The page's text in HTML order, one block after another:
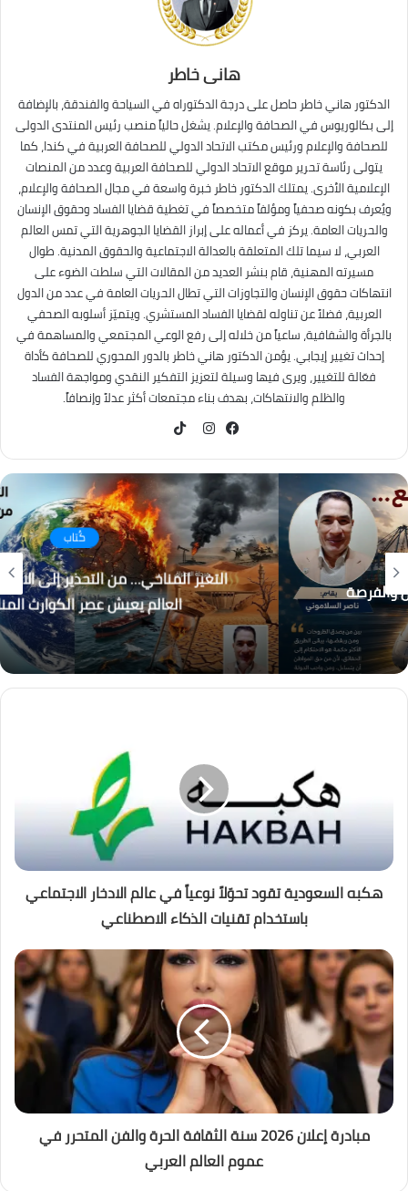
هانى خاطر
الدكتور هاني خاطر حاصل على درجة الدكتوراه في السياحة والفندقة، بالإضافة
إلى بكالوريوس في الصحافة والإعلام. يشغل حالياً منصب رئيس المنتدى الدولى
للصحافة والإعلام ورئيس مكتب الاتحاد الدولي للصحافة العربية في كندا، كما
يتولى رئاسة تحرير موقع الاتحاد الدولي للصحافة العربية وعدد من المنصات
الإعلامية الأخرى. يمتلك الدكتور خاطر خبرة واسعة في مجال الصحافة والإعلام،
ويُعرف بكونه صحفياً ومؤلفاً متخصصاً في تغطية قضايا الفساد وحقوق الإنسان
والحريات العامة. يركز في أعماله على إبراز القضايا الجوهرية التي تمس العالم
العربي، لا سيما تلك المتعلقة بالعدالة الاجتماعية والحقوق المدنية. طوال
مسيرته المهنية، قام بنشر العديد من المقالات التي سلطت الضوء على
انتهاكات حقوق الإنسان والتجاوزات التي تطال الحريات العامة في عدد من الدول
العربية، فضلاً عن تناوله لقضايا الفساد المستشري. ويتميّز أسلوبه الصحفي
بالجرأة والشفافية، ساعياً من خلاله إلى رفع الوعي المجتمعي والمساهمة في
إحداث تغيير إيجابي. يؤمن الدكتور هاني خاطر بالدور المحوري للصحافة كأداة
فعّالة للتغيير، ويرى فيها وسيلة لتعزيز التفكير النقدي ومواجهة الفساد
والظلم والانتهاكات، بهدف بناء مجتمعات أكثر عدلاً وإنصافاً.
كُتاب
التغير المناخي… من التحذير إلى الاحتراق ، هل أصبح
العالم يعيش عصر الكوارث المناخية؟
هكبه السعودية تقود تحوّلاً نوعياً في عالم الادخار الاجتماعي
باستخدام تقنيات الذكاء الاصطناعي
مبادرة إعلان 2026 سنة الثقافة الحرة والفن المتحرر في
عموم العالم العربي